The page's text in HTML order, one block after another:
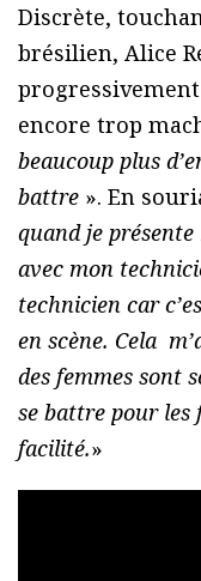
Discrète,
brésilien, Alice
encore trop
beaucoup plus
battre ». En
quand je
avec mon
technicien car
en scène. Cela
des femmes sont
se battre pour les
facilité.»